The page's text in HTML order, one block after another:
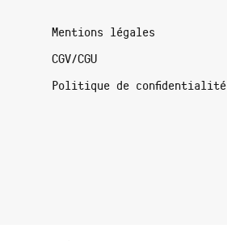
Mentions légales
CGV/CGU
Politique de confidentialité